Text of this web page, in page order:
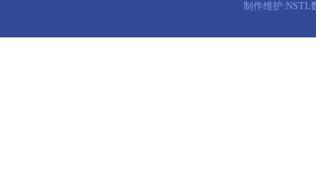
制作维护:NSTL